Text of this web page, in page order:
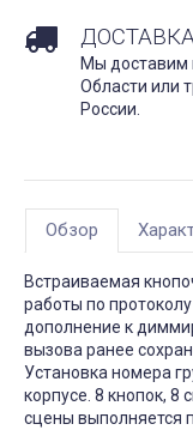
Мы доставим
Области или
России.
Обзор
Встраиваемая
работы по
дополнение к
вызова ранее
Установка номера
корпусе. 8 кнопок, 8
сцены выполняется